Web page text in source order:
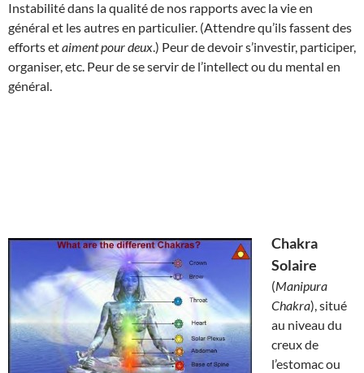
Instabilité dans la qualité de nos rapports avec la vie en
général et les autres en particulier. (Attendre qu’ils fassent des
efforts etaiment pour deux.) Peur de devoir s’investir, participer,
organiser, etc. Peur de se servir de l’intellect ou du mental en
général.
Chakra
Solaire
(Manipura
Chakra), situé
au niveau du
creux de
l’estomac ou